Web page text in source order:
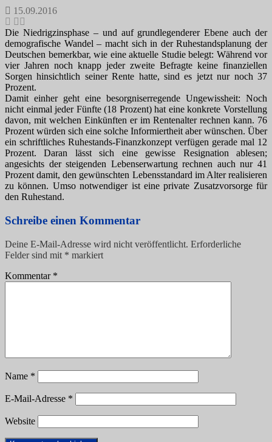
15.09.2016
Die Niedrigzinsphase – und auf grundlegenderer Ebene auch der
demografische Wandel – macht sich in der Ruhestandsplanung der
Deutschen bemerkbar, wie eine aktuelle Studie belegt: Während vor
vier Jahren noch knapp jeder zweite Befragte keine finanziellen
Sorgen hinsichtlich seiner Rente hatte, sind es jetzt nur noch 37
Prozent.
Damit einher geht eine besorgniserregende Ungewissheit: Noch
nicht einmal jeder Fünfte (18 Prozent) hat eine konkrete Vorstellung
davon, mit welchen Einkünften er im Rentenalter rechnen kann. 76
Prozent würden sich eine solche Informiertheit aber wünschen. Über
ein schriftliches Ruhestands-Finanzkonzept verfügen gerade mal 12
Prozent. Daran lässt sich eine gewisse Resignation ablesen;
angesichts der steigenden Lebenserwartung rechnen auch nur 41
Prozent damit, den gewünschten Lebensstandard im Alter realisieren
zu können. Umso notwendiger ist eine private Zusatzvorsorge für
den Ruhestand.
Schreibe einen Kommentar
Deine E-Mail-Adresse wird nicht veröffentlicht. Erforderliche
Felder sind mit * markiert
Kommentar *
Name *
E-Mail-Adresse *
Website